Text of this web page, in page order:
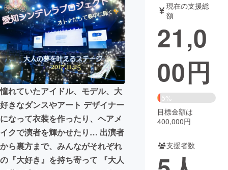
テクノロジー・ガジェット
映像・映画 書籍・雑誌
ビジネス・起業 チャレンジ
まちづくり・地域活性化
CAMPFIRE for Social Good CAMPFIRE Creation
CAMPFIREふるさと納税machi-ya コミュニティ
憧れていたアイドル、モデル、大
好きなダンスやアート デザイナー
になって衣装を作ったり、ヘアメ
イクで演者を輝かせたり… 出演者
から裏方まで、みんながそれぞれ
の『大好き』を持ち寄って 『大人
現在の支援総
額
21,0
00円
5%
目標金額は
400,000円
支援者数